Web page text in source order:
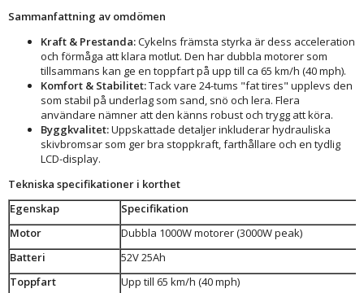
Sammanfattning av omdömen
Kraft & Prestanda:Cykelns främsta styrka är dess acceleration
och förmåga att klara motlut. Den har dubbla motorer som
tillsammans kan ge en toppfart på upp till ca 65 km/h (40 mph).
Komfort & Stabilitet:Tack vare 24-tums "fat tires" upplevs den
som stabil på underlag som sand, snö och lera. Flera
användare nämner att den känns robust och trygg att köra.
Byggkvalitet:Uppskattade detaljer inkluderar hydrauliska
skivbromsar som ger bra stoppkraft, farthållare och en tydlig
LCD-display.
Tekniska specifikationer i korthet
Egenskap
Specifikation
Motor
Dubbla 1000W motorer (3000W peak)
Batteri
52V 25Ah
Toppfart
Upp till 65 km/h (40 mph)